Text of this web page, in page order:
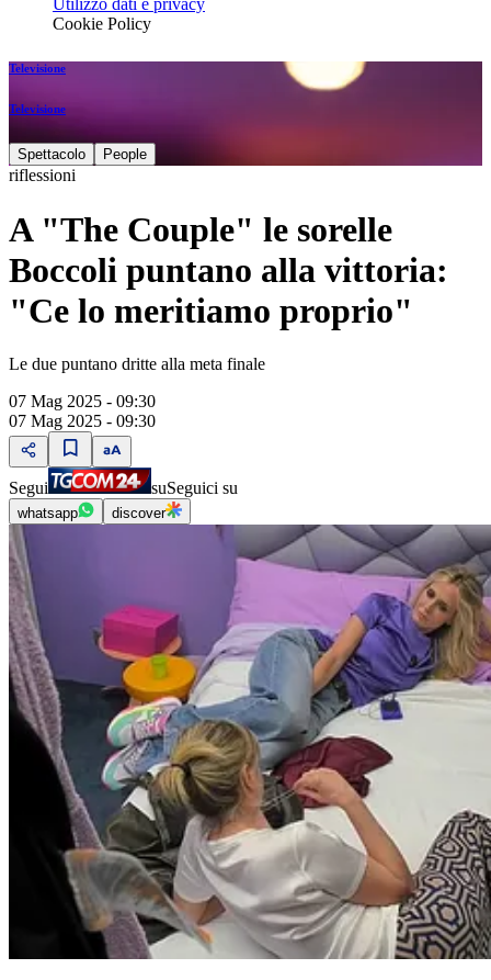
Utilizzo dati e privacy
Cookie Policy
Televisione
Televisione
Spettacolo People
riflessioni
A "The Couple" le sorelle
Boccoli puntano alla vittoria:
"Ce lo meritiamo proprio"
Le due puntano dritte alla meta finale
07 Mag 2025 - 09:30
07 Mag 2025 - 09:30
Segui suSeguici su
whatsapp discover